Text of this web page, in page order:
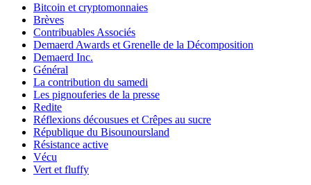
Bitcoin et cryptomonnaies
Brèves
Contribuables Associés
Demaerd Awards et Grenelle de la Décomposition
Demaerd Inc.
Général
La contribution du samedi
Les pignouferies de la presse
Redite
Réflexions décousues et Crêpes au sucre
République du Bisounoursland
Résistance active
Vécu
Vert et fluffy